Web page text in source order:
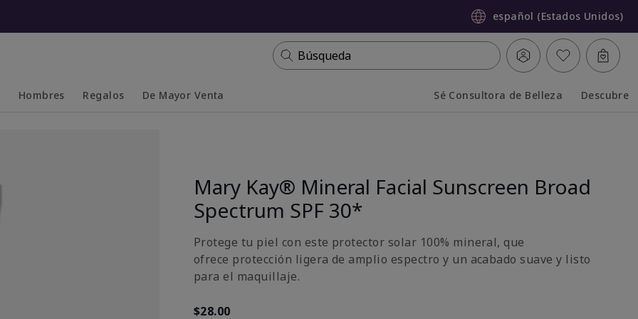
español (Estados Unidos)
Búsqueda
Hombres Regalos De Mayor Venta Sé Consultora de Belleza Descubre
Mary Kay® Mineral Facial Sunscreen Broad
Spectrum SPF 30*
Protege tu piel con este protector solar 100% mineral, que
ofrece protección ligera de amplio espectro y un acabado suave y listo
para el maquillaje.
$28.00